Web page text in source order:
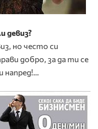
девиз?
но често си
добро, за да ти се